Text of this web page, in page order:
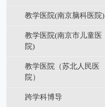
教学医院(南京脑科医院)
教学医院(南京市儿童医
院)
教学医院（苏北⼈⺠医
院）
跨学科博导